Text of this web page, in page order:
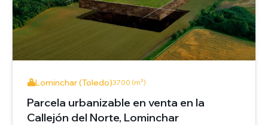
Lominchar (Toledo)3700 (m²)
Parcela urbanizable en venta en la
Callejón del Norte, Lominchar